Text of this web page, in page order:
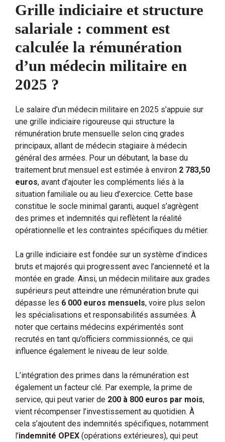
Grille indiciaire et structure
salariale : comment est
calculée la rémunération
d’un médecin militaire en
2025 ?
Le salaire d’un médecin militaire en 2025 s’appuie sur
une grille indiciaire rigoureuse qui structure la
rémunération brute mensuelle selon cinq grades
principaux, allant de médecin stagiaire à médecin
général des armées. Pour un débutant, la base du
traitement brut mensuel est estimée à environ 2 783,50
euros, avant d’ajouter les compléments liés à la
situation familiale ou au lieu d’exercice. Cette base
constitue le socle minimal garanti, auquel s’agrègent
des primes et indemnités qui reflètent la réalité
opérationnelle et les contraintes spécifiques du métier.
La grille indiciaire est fondée sur un système d’indices
bruts et majorés qui progressent avec l’ancienneté et la
montée en grade. Ainsi, un médecin militaire aux grades
supérieurs peut atteindre une rémunération brute qui
dépasse les 6 000 euros mensuels, voire plus selon
les spécialisations et responsabilités assumées. À
noter que certains médecins expérimentés sont
recrutés en tant qu’officiers commissionnés, ce qui
influence également le niveau de leur solde.
L’intégration des primes dans la rémunération est
également un facteur clé. Par exemple, la prime de
service, qui peut varier de 200 à 800 euros par mois,
vient récompenser l’investissement au quotidien. À
cela s’ajoutent des indemnités spécifiques, notamment
l’indemnité OPEX (opérations extérieures), qui peut